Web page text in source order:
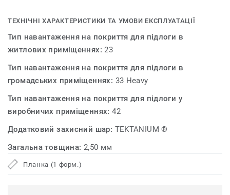
ТЕХНІЧНІ ХАРАКТЕРИСТИКИ ТА УМОВИ ЕКСПЛУАТАЦІЇ
Тип навантаження на покриття для підлоги в
житлових приміщеннях:23
Тип навантаження на покриття для підлоги в
громадських приміщеннях: 33 Heavy
Тип навантаження на покриття для підлоги у
виробничих приміщеннях:42
Додатковий захисний шар: TEKTANIUM ®
Загальна товщина: 2,50 мм
Планка (1 форм.)